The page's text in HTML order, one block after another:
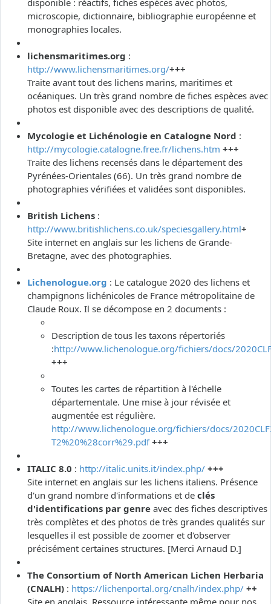
disponible : réactifs, fiches espèces avec photos,
microscopie, dictionnaire, bibliographie européenne et
monographies locales.
lichensmaritimes.org :
http://www.lichensmaritimes.org/+++
Traite avant tout des lichens marins, maritimes et
océaniques. Un très grand nombre de fiches espèces avec
photos est disponible avec des descriptions de qualité.
Mycologie et Lichénologie en Catalogne Nord :
http://mycologie.catalogne.free.fr/lichens.htm +++
Traite des lichens recensés dans le département des
Pyrénées-Orientales (66). Un très grand nombre de
photographies vérifiées et validées sont disponibles.
British Lichens :
http://www.britishlichens.co.uk/speciesgallery.html+
Site internet en anglais sur les lichens de Grande-
Bretagne, avec des photographies.
Lichenologue.org : Le catalogue 2020 des lichens et
champignons lichénicoles de France métropolitaine de
Claude Roux. Il se décompose en 2 documents :
Description de tous les taxons répertoriés
:http://www.lichenologue.org/fichiers/docs/
+++
Toutes les cartes de répartition à l'échelle
départementale. Une mise à jour révisée et
augmentée est régulière.
http://www.lichenologue.org/fichiers/docs/
T2%20%28corr%29.pdf +++
ITALIC 8.0 : http://italic.units.it/index.php/ +++
Site internet en anglais sur les lichens italiens. Présence
d'un grand nombre d'informations et de clés
d'identifications par genre avec des fiches descriptives
très complètes et des photos de très grandes qualités sur
lesquelles il est possible de zoomer et d'observer
précisément certaines structures. [Merci Arnaud D.]
The Consortium of North American Lichen Herbaria
(CNALH) : https://lichenportal.org/cnalh/index.php/ ++